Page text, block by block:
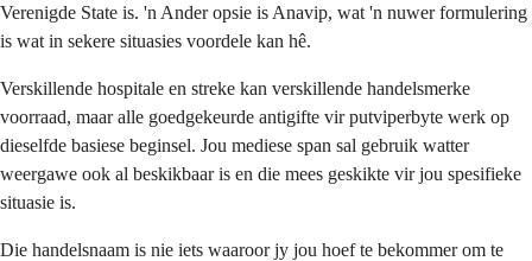
Verenigde State is. 'n Ander opsie is Anavip, wat 'n nuwer formulering
is wat in sekere situasies voordele kan hê.
Verskillende hospitale en streke kan verskillende handelsmerke
voorraad, maar alle goedgekeurde antigifte vir putviperbyte werk op
dieselfde basiese beginsel. Jou mediese span sal gebruik watter
weergawe ook al beskikbaar is en die mees geskikte vir jou spesifieke
situasie is.
Die handelsnaam is nie iets waaroor jy jou hoef te bekommer om te